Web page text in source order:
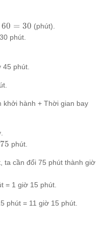
60 = 30 (phút).
phút.
phút.
khởi hành + Thời gian bay
75
75 phút.
ta cần đổi 75 phút thành giờ
= 1 giờ 15 phút.
phút = 11 giờ 15 phút.